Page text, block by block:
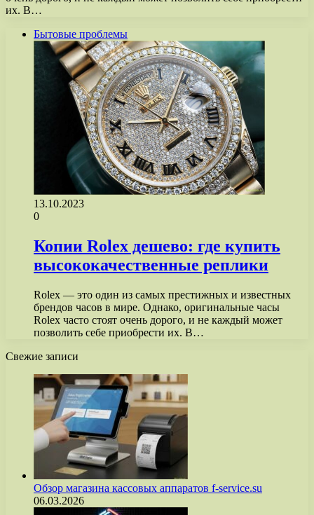
их. В…
Бытовые проблемы
13.10.2023
0
Копии Rolex дешево: где купить
высококачественные реплики
Rolex — это один из самых престижных и известных
брендов часов в мире. Однако, оригинальные часы
Rolex часто стоят очень дорого, и не каждый может
позволить себе приобрести их. В…
Свежие записи
Обзор магазина кассовых аппаратов f-service.su
06.03.2026